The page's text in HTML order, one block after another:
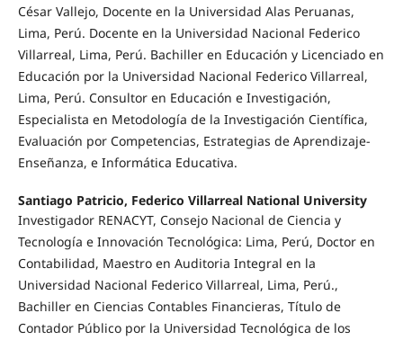
César Vallejo, Docente en la Universidad Alas Peruanas,
Lima, Perú. Docente en la Universidad Nacional Federico
Villarreal, Lima, Perú. Bachiller en Educación y Licenciado en
Educación por la Universidad Nacional Federico Villarreal,
Lima, Perú. Consultor en Educación e Investigación,
Especialista en Metodología de la Investigación Científica,
Evaluación por Competencias, Estrategias de Aprendizaje-
Enseñanza, e Informática Educativa.
Santiago Patricio, Federico Villarreal National University
Investigador RENACYT, Consejo Nacional de Ciencia y
Tecnología e Innovación Tecnológica: Lima, Perú, Doctor en
Contabilidad, Maestro en Auditoria Integral en la
Universidad Nacional Federico Villarreal, Lima, Perú.,
Bachiller en Ciencias Contables Financieras, Título de
Contador Público por la Universidad Tecnológica de los